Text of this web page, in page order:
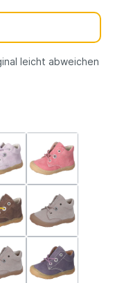
leicht abweichen